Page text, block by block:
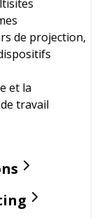
de projection,
et la
travail